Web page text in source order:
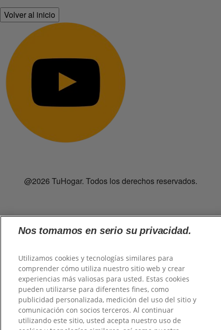
Volver al inicio
@2026 TuHogar. Todos los derechos reservados.
Nos tomamos en serio su privacidad.
Utilizamos cookies y tecnologías similares para
comprender cómo utiliza nuestro sitio web y crear
experiencias más valiosas para usted. Estas cookies
pueden utilizarse para diferentes fines, como
publicidad personalizada, medición del uso del sitio y
comunicación con socios terceros. Al continuar
utilizando este sitio, usted acepta nuestro uso de